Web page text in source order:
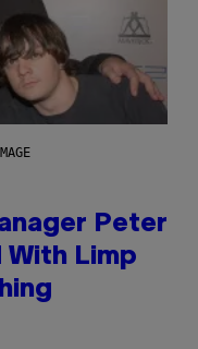
Peter
With Limp